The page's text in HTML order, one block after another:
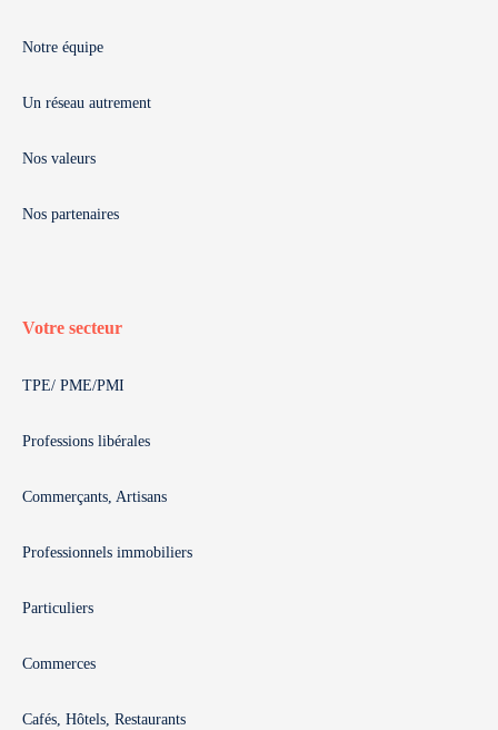
Notre équipe
Un réseau autrement
Nos valeurs
Nos partenaires
Votre secteur
TPE/ PME/PMI
Professions libérales
Commerçants, Artisans
Professionnels immobiliers
Particuliers
Commerces
Cafés, Hôtels, Restaurants